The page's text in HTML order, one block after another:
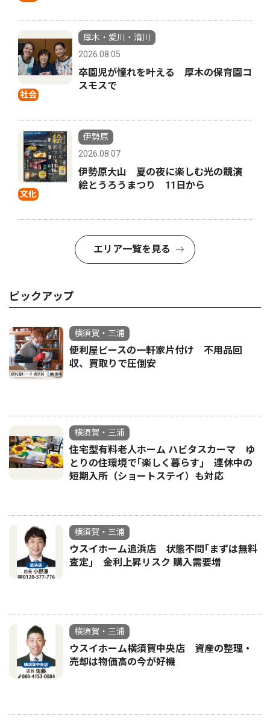
社会
厚木・愛川・清川
2026.08.05
卒園児が憧れを叶える 厚木の保育園コ
スモスで
文化
伊勢原
2026.08.07
伊勢原大山 夏の夜に楽しむ光の競演
絵とうろうまつり 11日から
エリア一覧を見る
ピックアップ
横須賀・三浦
便利屋ピースの一軒家片付け 不用品回
収、買取りで圧倒安
横須賀・三浦
住宅型有料老人ホーム ハビタスカーマ ゆ
とりの住環境で｢楽しく暮らす｣ 連休中の
短期入所（ショートステイ）も対応
横須賀・三浦
ウスイホーム追浜店 状態不問｢まずは無料
査定｣ 金利上昇リスク 購入需要増
横須賀・三浦
ウスイホーム横須賀中央店 資産の整理・
売却は物価高の今が好機